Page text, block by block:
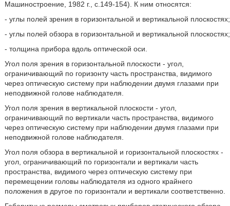
Машиностроение, 1982 г., с.149-154). К ним относятся:
- углы полей зрения в горизонтальной и вертикальной плоскостях;
- углы полей обзора в горизонтальной и вертикальной плоскостях;
- толщина прибора вдоль оптической оси.
Угол поля зрения в горизонтальной плоскости - угол,
ограничивающий по горизонту часть пространства, видимого
через оптическую систему при наблюдении двумя глазами при
неподвижной голове наблюдателя.
Угол поля зрения в вертикальной плоскости - угол,
ограничивающий по вертикали часть пространства, видимого
через оптическую систему при наблюдении двумя глазами при
неподвижной голове наблюдателя.
Угол поля обзора в вертикальной и горизонтальной плоскостях -
угол, ограничивающий по горизонтали и вертикали часть
пространства, видимого через оптическую систему при
перемещении головы наблюдателя из одного крайнего
положения в другое по горизонтали и вертикали соответственно.